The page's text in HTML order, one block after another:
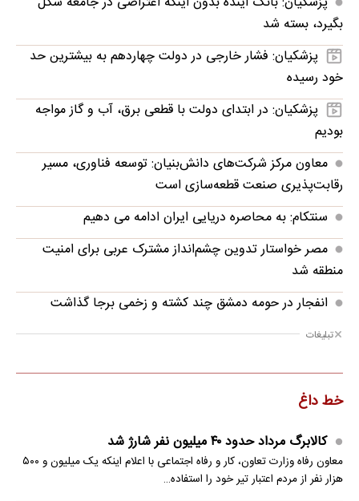
بگیرد، بسته شد
پزشکیان: فشار خارجی در دولت چهاردهم به بیشترین حد
خود رسیده
پزشکیان: در ابتدای دولت با قطعی برق، آب و گاز مواجه
بودیم
معاون مرکز شرکت‌های دانش‌بنیان: توسعه فناوری، مسیر
رقابت‌پذیری صنعت قطعه‌سازی است
سنتکام: به محاصره دریایی ایران ادامه می دهیم
مصر خواستار تدوین چشم‌انداز مشترک عربی برای امنیت
منطقه شد
انفجار در حومه دمشق چند کشته و زخمی برجا گذاشت
تبلیغات
خط داغ
کالابرگ مرداد حدود ۴۰‌ میلیون نفر شارژ شد
معاون رفاه وزارت تعاون، کار و رفاه اجتماعی با اعلام اینکه یک میلیون و ۵۰۰
هزار نفر از مردم اعتبار تیر خود را استفاده…